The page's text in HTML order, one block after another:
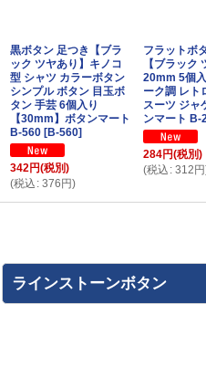
黒ボタン 足つき【ブラ
ック ツヤあり】キノコ
型 シャツ カラーボタン
シンプル ボタン 目玉ボ
タン 手芸 6個入り
【30mm】ボタンマート
B-560 [B-560]
342円(税別)
(税込 : 376円)
フラットボ
【ブラック
20mm 5個
ーク調 レト
スーツ ジャ
ンマート B-
284円(税別)
(税込 : 312円
ラインストーンボタン